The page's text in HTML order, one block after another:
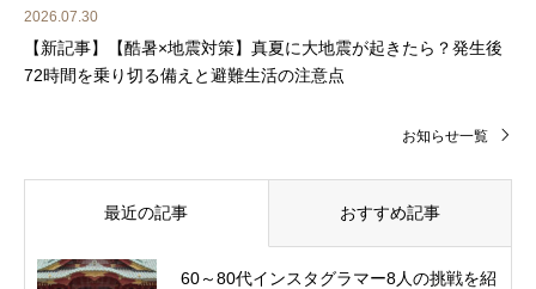
2026.07.30
【新記事】【酷暑×地震対策】真夏に大地震が起きたら？発生後
72時間を乗り切る備えと避難生活の注意点
お知らせ一覧
最近の記事 おすすめ記事
60～80代インスタグラマー8人の挑戦を紹